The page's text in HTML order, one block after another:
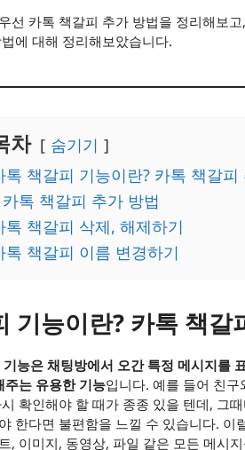
선 카톡 책갈피 추가 방법을 정리해보
에 대해 정리해보았습니다.
차
숨기기
톡 책갈피 기능이란? 카톡 책갈피
카톡 책갈피 추가 방법
톡 책갈피 삭제, 해제하기
톡 책갈피 이름 변경하기
기능이란? 카톡 책갈
기능은 채팅방에서 오간 특정 메시지를
주는 유용한 기능입니다. 예를 들어 친
확인해야 할 때가 종종 있을 텐데, 그
한다면 불편함을 느낄 수 있습니다. 이
, 이미지, 동영상, 파일 같은 모든 메시